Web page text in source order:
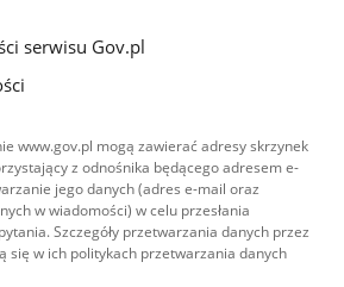
serwisu Gov.pl
www.gov.pl mogą zawierać adresy skrzynek
z odnośnika będącego adresem e-
jego danych (adres e-mail oraz
w wiadomości) w celu przesłania
Szczegóły przetwarzania danych przez
się w ich politykach przetwarzania danych